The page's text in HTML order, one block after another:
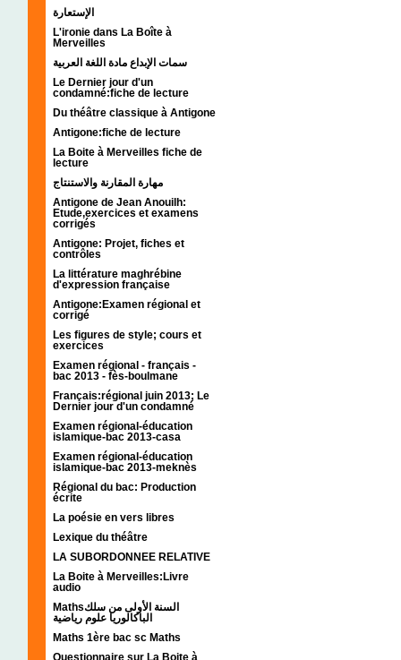
الإستعارة
L'ironie dans La Boîte à
Merveilles
سمات الإبداع مادة اللغة العربية
Le Dernier jour d'un
condamné:fiche de lecture
Du théâtre classique à Antigone
Antigone:fiche de lecture
La Boite à Merveilles fiche de
lecture
مهارة المقارنة والاستنتاج
Antigone de Jean Anouilh:
Etude,exercices et examens
corrigés
Antigone: Projet, fiches et
contrôles
La littérature maghrébine
d'expression française
Antigone:Examen régional et
corrigé
Les figures de style; cours et
exercices
Examen régional - français -
bac 2013 - fès-boulmane
Français:régional juin 2013; Le
Dernier jour d'un condamné
Examen régional-éducation
islamique-bac 2013-casa
Examen régional-éducation
islamique-bac 2013-meknès
Régional du bac: Production
écrite
La poésie en vers libres
Lexique du théâtre
LA SUBORDONNEE RELATIVE
La Boite à Merveilles:Livre
audio
Mathsالسنة الأولى من سلك
الباكالوريا علوم رياضية
Maths 1ère bac sc Maths
Questionnaire sur La Boite à